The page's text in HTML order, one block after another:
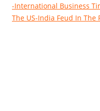
-International Business
The US-India Feud In The